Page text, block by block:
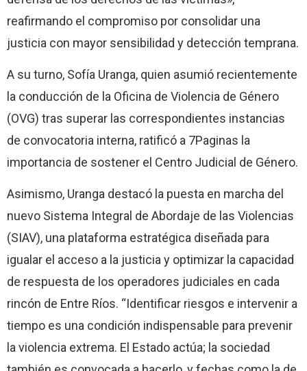
reafirmando el compromiso por consolidar una
justicia con mayor sensibilidad y detección temprana.
A su turno, Sofía Uranga, quien asumió recientemente
la conducción de la Oficina de Violencia de Género
(OVG) tras superar las correspondientes instancias
de convocatoria interna, ratificó a 7Paginas la
importancia de sostener el Centro Judicial de Género.
Asimismo, Uranga destacó la puesta en marcha del
nuevo Sistema Integral de Abordaje de las Violencias
(SIAV), una plataforma estratégica diseñada para
igualar el acceso a la justicia y optimizar la capacidad
de respuesta de los operadores judiciales en cada
rincón de Entre Ríos. “Identificar riesgos e intervenir a
tiempo es una condición indispensable para prevenir
la violencia extrema. El Estado actúa; la sociedad